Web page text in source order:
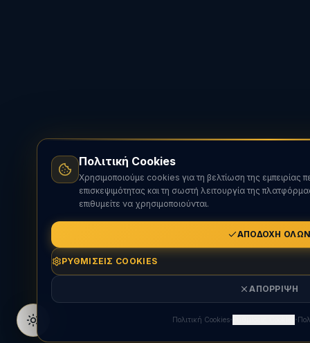
Πολιτική Cookies
Χρησιμοποιούμε cookies για τη βελτίωση της εμπειρίας
επισκεψιμότητας και τη σωστή λειτουργία της
επιθυμείτε να χρησιμοποιούνται.
ΑΠΟΔΟΧΉ
ΡΥΘΜΊΣΕΙΣ COOKIES
ΑΠΌΡΡΙΨΗ
Πολιτική Cookies· ·